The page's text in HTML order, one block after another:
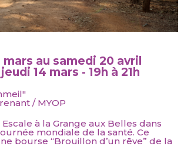
mars au samedi 20 avril
14 mars - 19h à 21h
/ MYOP
à la Grange aux Belles dans
mondiale de la santé. Ce
bourse “Brouillon d’un rêve” de la